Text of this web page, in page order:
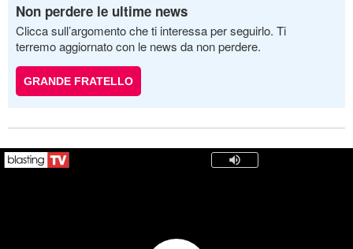
Non perdere le ultime news
Clicca sull’argomento che ti interessa per seguirlo. Ti
terremo aggiornato con le news da non perdere.
GRANDE FRATELLO